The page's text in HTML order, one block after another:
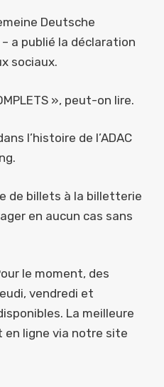
Deutsche
a publié la déclaration
sociaux.
», peut-on lire.
l’histoire de l’ADAC
de billets à la billetterie
en aucun cas sans
le moment, des
vendredi et
La meilleure
ligne via notre site